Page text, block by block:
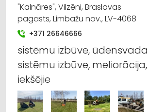
"Kalnāres", Vilzēni, Braslavas
pagasts, Limbažu nov., LV-4068
+371 26646666
sistēmu izbūve, ūdensvada
sistēmu izbūve, meliorācija,
iekšējie